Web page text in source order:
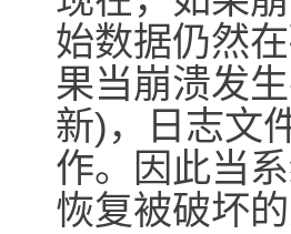
始数据仍然
果当崩溃发
新)，日志文
作。因此当
恢复被破坏的